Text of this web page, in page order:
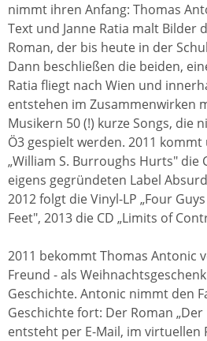
nimmt ihren Anfang: Thomas
Text und Janne Ratia malt Bilder
Roman, der bis heute in der
Dann beschließen die beiden,
Ratia fliegt nach Wien und
entstehen im Zusammenwirken
Musikern 50 (!) kurze Songs, die
Ö3 gespielt werden. 2011
„William S. Burroughs Hurts" die
eigens gegründeten Label
2012 folgt die Vinyl-LP „Four
Feet", 2013 die CD „Limits of
2011 bekommt Thomas Antonic
Freund - als
Geschichte. Antonic nimmt den
Geschichte fort: Der Roman
entsteht per E-Mail, im virtuellen